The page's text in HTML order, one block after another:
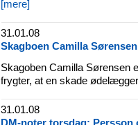
[mere]
31.01.08
Skagboen Camilla
Skagoben Camilla Sørensen
frygter, at en skade
31.01.08
DM-noter torsdag: